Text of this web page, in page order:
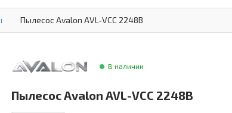
Пылесос Avalon AVL-VCC 2248B
В наличии
Пылесос Avalon AVL-VCC 2248B